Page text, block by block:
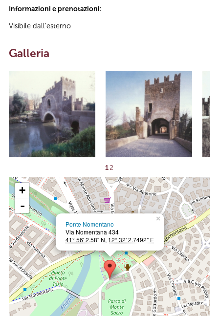
Informazioni e prenotazioni:
Visibile dall’esterno
Galleria
12
×
Ponte Nomentano
Via Nomentana 434
41° 56' 2.58" N, 12° 32' 2.7492" E
+
-